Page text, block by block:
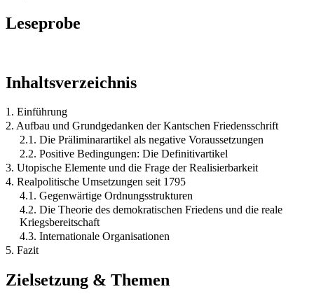
Leseprobe
Inhaltsverzeichnis
1. Einführung
2. Aufbau und Grundgedanken der Kantschen Friedensschrift
2.1. Die Präliminarartikel als negative Voraussetzungen
2.2. Positive Bedingungen: Die Definitivartikel
3. Utopische Elemente und die Frage der Realisierbarkeit
4. Realpolitische Umsetzungen seit 1795
4.1. Gegenwärtige Ordnungsstrukturen
4.2. Die Theorie des demokratischen Friedens und die reale
Kriegsbereitschaft
4.3. Internationale Organisationen
5. Fazit
Zielsetzung & Themen